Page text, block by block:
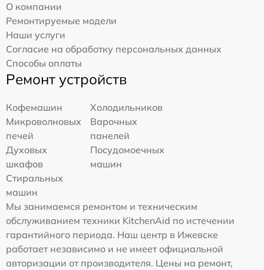
О компании
Ремонтируемые модели
Наши услуги
Согласие на обработку персональных данных
Способы оплаты
Ремонт устройств
Кофемашин
Холодильников
Микроволновых
печей
Варочных
панелей
Духовых
шкафов
Посудомоечных
машин
Стиральных
машин
Мы занимаемся ремонтом и техническим
обслуживанием техники KitchenAid по истечении
гарантийного периода. Наш центр в Ижевске
работает независимо и не имеет официальной
авторизации от производителя. Цены на ремонт,